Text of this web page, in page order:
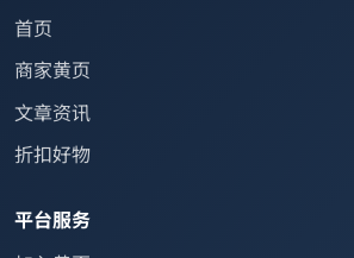
首页
商家黄页
文章资讯
折扣好物
平台服务